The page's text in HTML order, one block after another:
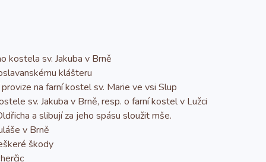
kostela sv. Jakuba v Brně
klášteru
na farní kostel sv. Marie ve vsi Slup
sv. Jakuba v Brně, resp. o farní kostel v Lužci
a slibují za jeho spásu sloužit mše.
v Brně
škody